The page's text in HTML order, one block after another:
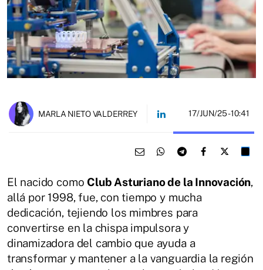
MARLA NIETO VALDERREY 17/JUN/25- 10:41
El nacido como Club Asturiano de la Innovación,
allá por 1998, fue, con tiempo y mucha
dedicación, tejiendo los mimbres para
convertirse en la chispa impulsora y
dinamizadora del cambio que ayuda a
transformar y mantener a la vanguardia la región